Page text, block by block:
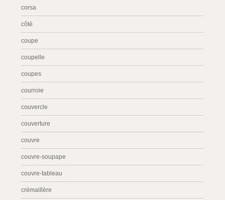
corsa
côté
coupe
coupelle
coupes
courroie
couvercle
couverture
couvre
couvre-soupape
couvre-tableau
crémaillère